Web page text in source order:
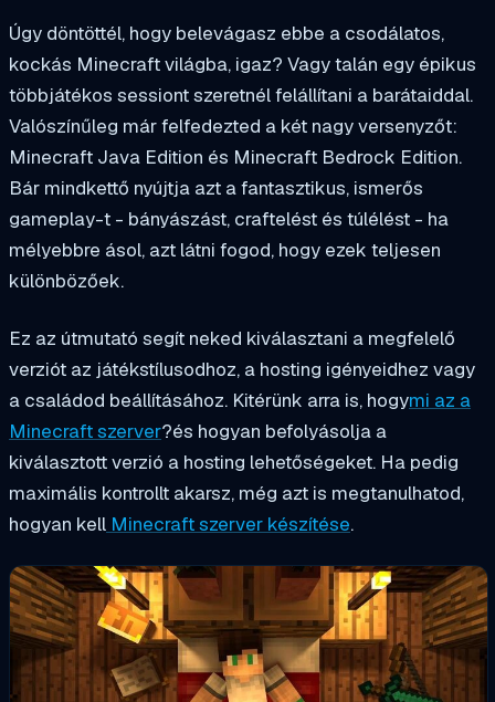
Úgy döntöttél, hogy belevágasz ebbe a csodálatos,
kockás Minecraft világba, igaz? Vagy talán egy épikus
többjátékos sessiont szeretnél felállítani a barátaiddal.
Valószínűleg már felfedezted a két nagy versenyzőt:
Minecraft Java Edition és Minecraft Bedrock Edition.
Bár mindkettő nyújtja azt a fantasztikus, ismerős
gameplay-t - bányászást, craftelést és túlélést - ha
mélyebbre ásol, azt látni fogod, hogy ezek teljesen
különbözőek.
Ez az útmutató segít neked kiválasztani a megfelelő
verziót az játékstílusodhoz, a hosting igényeidhez vagy
a családod beállításához. Kitérünk arra is, hogymi az a
Minecraft szerver?és hogyan befolyásolja a
kiválasztott verzió a hosting lehetőségeket. Ha pedig
maximális kontrollt akarsz, még azt is megtanulhatod,
hogyan kell Minecraft szerver készítése.